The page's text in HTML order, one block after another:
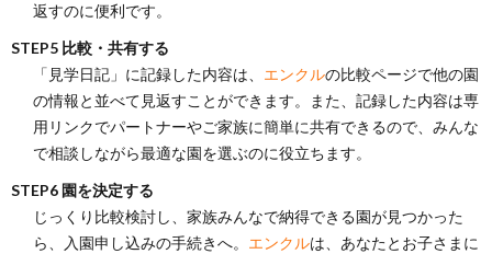
返すのに便利です。
STEP5 比較・共有する
「見学日記」に記録した内容は、 エンクルの比較ページで他の園
の情報と並べて見返すことができます。また、記録した内容は専
用リンクでパートナーやご家族に簡単に共有できるので、みんな
で相談しながら最適な園を選ぶのに役立ちます。
STEP6 園を決定する
じっくり比較検討し、家族みんなで納得できる園が見つかった
ら、入園申し込みの手続きへ。 エンクルは、あなたとお子さまに